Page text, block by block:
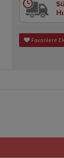
Favorilere